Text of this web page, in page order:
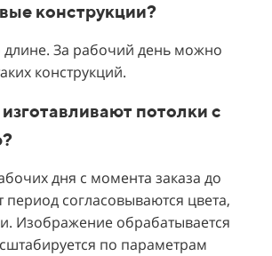
конструкции?
длине. За рабочий день можно
конструкций.
потолки с
дня с момента заказа до
период согласовываются цвета,
Изображение обрабатывается
по параметрам